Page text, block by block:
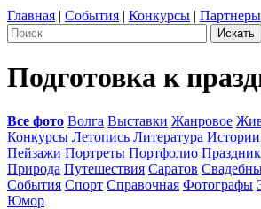
Главная | События | Конкурсы | Партнеры
Подготовка к
Все фото Волга Выставки Жанровое
Конкурсы Летопись Литература Истории
Пейзажи Портреты Портфолио
Природа Путешествия Саратов
События Спорт Справочная Фотографы
Юмор